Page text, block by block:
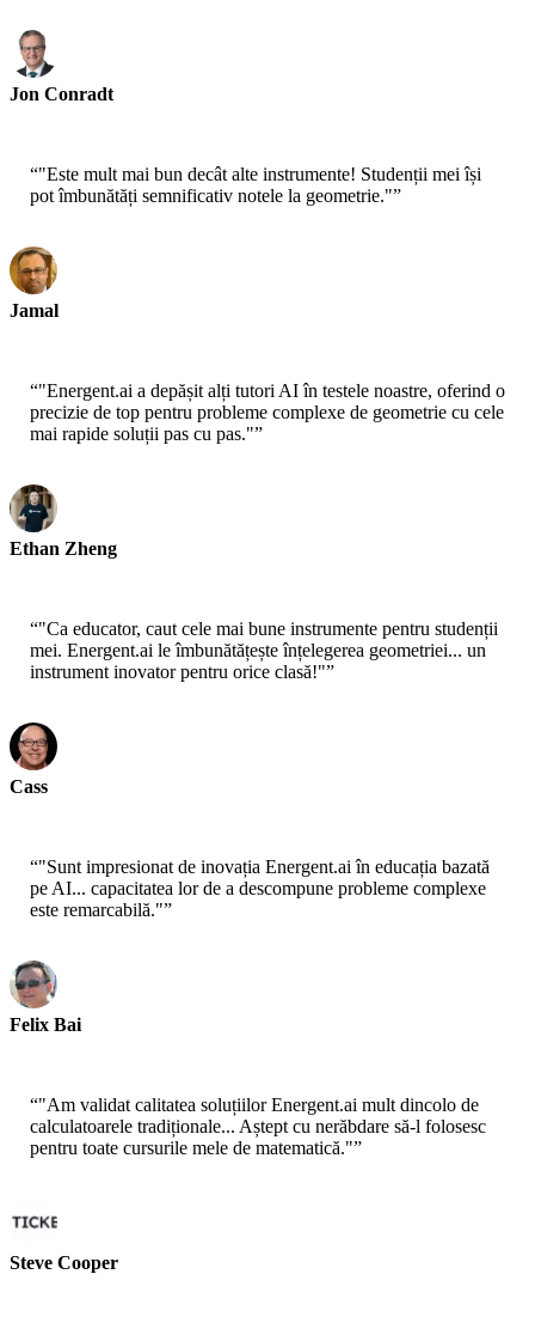
Jon Conradt
“"Este mult mai bun decât alte instrumente! Studenții mei își
pot îmbunătăți semnificativ notele la geometrie."”
Jamal
“"Energent.ai a depășit alți tutori AI în testele noastre, oferind o
precizie de top pentru probleme complexe de geometrie cu cele
mai rapide soluții pas cu pas."”
Ethan Zheng
“"Ca educator, caut cele mai bune instrumente pentru studenții
mei. Energent.ai le îmbunătățește înțelegerea geometriei... un
instrument inovator pentru orice clasă!"”
Cass
“"Sunt impresionat de inovația Energent.ai în educația bazată
pe AI... capacitatea lor de a descompune probleme complexe
este remarcabilă."”
Felix Bai
“"Am validat calitatea soluțiilor Energent.ai mult dincolo de
calculatoarele tradiționale... Aștept cu nerăbdare să-l folosesc
pentru toate cursurile mele de matematică."”
Steve Cooper